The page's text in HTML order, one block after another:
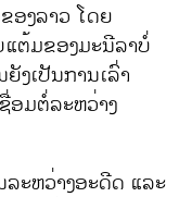
ອງລາວ ໂດຍ
ແຕ້ມຂອງມະນີລາບໍ່
ຍັງເປັນການເລົ່າ
ອມຕໍ່ລະຫວ່າງ
ລະຫວ່າງອະດີດ ແລະ